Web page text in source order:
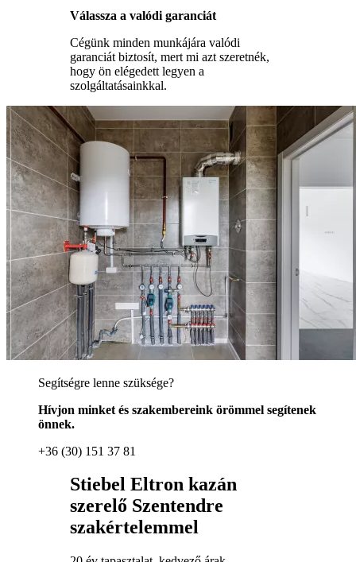
Válassza a valódi garanciát
Cégünk minden munkájára valódi
garanciát biztosít, mert mi azt szeretnék,
hogy ön elégedett legyen a
szolgáltatásainkkal.
Segítségre lenne szüksége?
Hívjon minket és szakembereink örömmel segítenek
önnek.
+36 (30) 151 37 81
Stiebel Eltron kazán
szerelő Szentendre
szakértelemmel